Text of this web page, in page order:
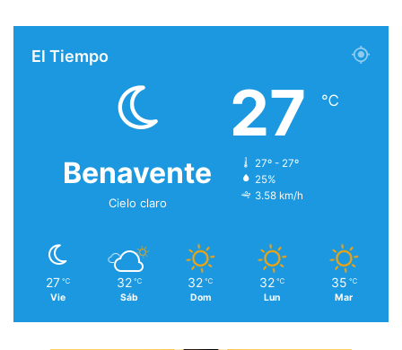
El Tiempo
Benavente
Cielo claro
27 ℃
27º - 27º
25%
3.58 km/h
27 ℃
Vie
32 ℃
Sáb
32 ℃
Dom
32 ℃
Lun
35 ℃
Mar